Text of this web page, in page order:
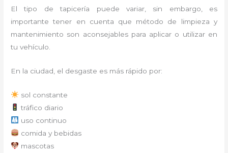
El tipo de tapicería puede variar, sin embargo, es
importante tener en cuenta que método de limpieza y
mantenimiento son aconsejables para aplicar o utilizar en
tu vehículo.
En la ciudad, el desgaste es más rápido por:
sol constante
tráfico diario
uso continuo
comida y bebidas
mascotas